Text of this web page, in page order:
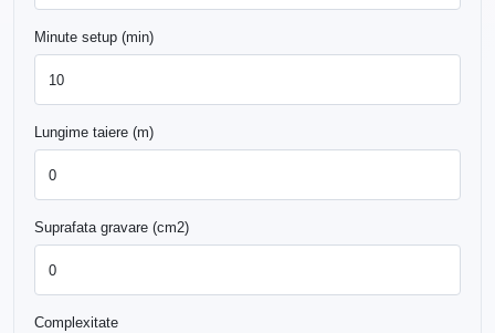
Minute setup (min)
Lungime taiere (m)
Suprafata gravare (cm2)
Complexitate